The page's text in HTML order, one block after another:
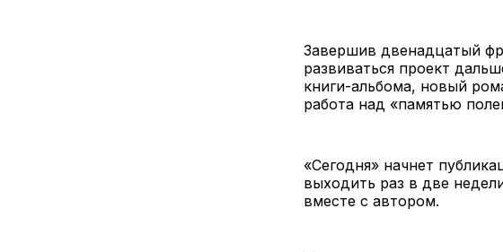
Завершив двенадцатый
развиваться проект
книги-альбома, новый
работа над «памятью
«Сегодня» начнет
выходить раз в две
вместе с автором.